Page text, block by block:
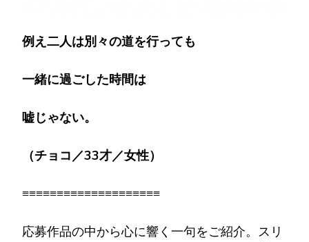
例え二人は別々の道を行っても
一緒に過ごした時間は
嘘じゃない。
（チョコ／33才／女性）
≡≡≡≡≡≡≡≡≡≡≡≡≡≡≡≡≡≡≡≡
応募作品の中から心に響く一句をご紹介。スリ